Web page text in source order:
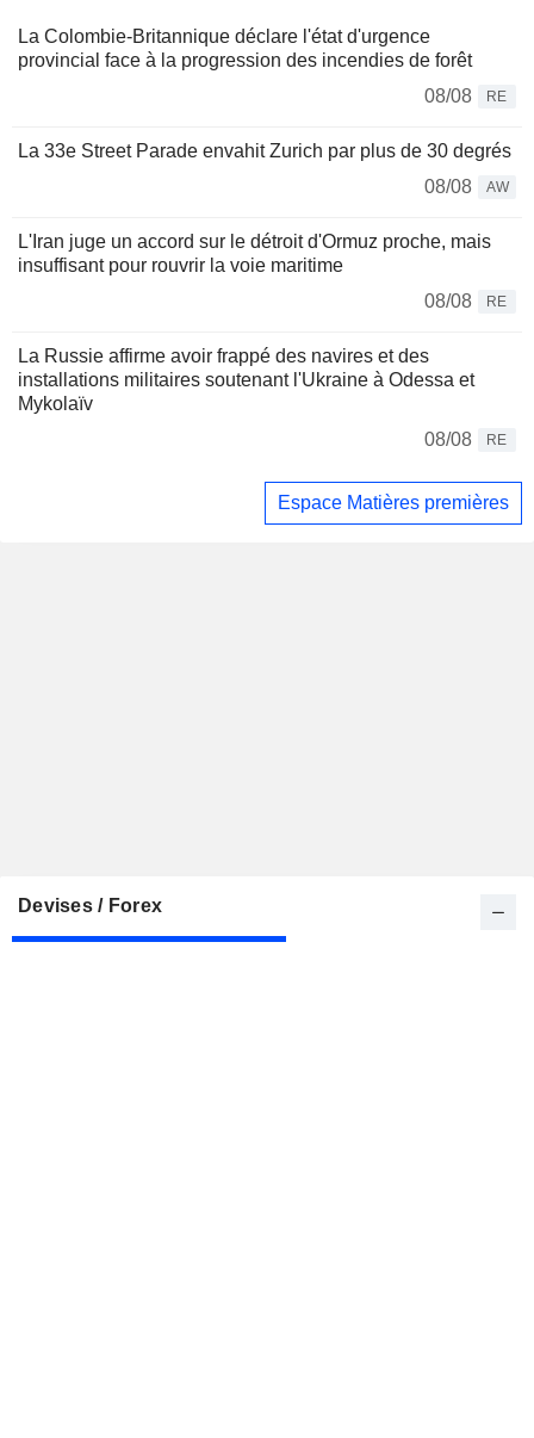
La Colombie-Britannique déclare l'état d'urgence
provincial face à la progression des incendies de forêt
08/08
RE
La 33e Street Parade envahit Zurich par plus de 30 degrés
08/08
AW
L'Iran juge un accord sur le détroit d'Ormuz proche, mais
insuffisant pour rouvrir la voie maritime
08/08
RE
La Russie affirme avoir frappé des navires et des
installations militaires soutenant l'Ukraine à Odessa et
Mykolaïv
08/08
RE
Espace Matières premières
Devises / Forex